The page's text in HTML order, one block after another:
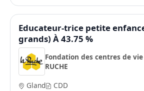
Educateur-trice petite
grands) À 43.75 %
Fondation des centres de
RUCHE
Gland
CDD